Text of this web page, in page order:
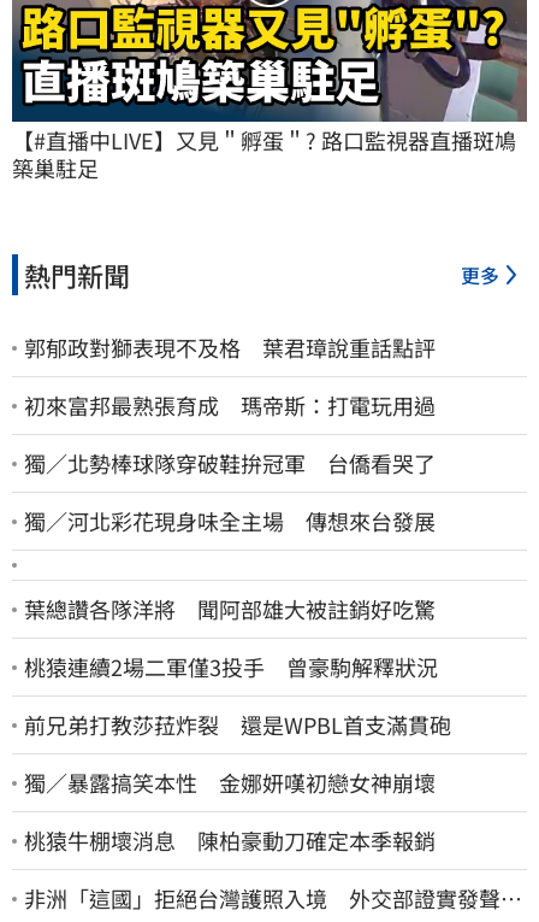
【#直播中LIVE】又見＂孵蛋＂? 路口監視器直播斑鳩
築巢駐足
熱門新聞 更多
郭郁政對獅表現不及格 葉君璋說重話點評
初來富邦最熟張育成 瑪帝斯：打電玩用過
獨／北勢棒球隊穿破鞋拚冠軍 台僑看哭了
獨／河北彩花現身味全主場 傳想來台發展
葉總讚各隊洋將 聞阿部雄大被註銷好吃驚
桃猿連續2場二軍僅3投手 曾豪駒解釋狀況
前兄弟打教莎菈炸裂 還是WPBL首支滿貫砲
獨／暴露搞笑本性 金娜妍嘆初戀女神崩壞
桃猿牛棚壞消息 陳柏豪動刀確定本季報銷
非洲「這國」拒絕台灣護照入境 外交部證實發聲